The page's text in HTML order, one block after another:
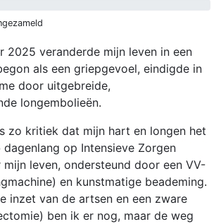
2025 veranderde mijn leven in een
als een griepgevoel, eindigde in
door uitgebreide,
longembolieën.
zo kritiek dat mijn hart en longen het
dagenlang op Intensieve Zorgen
leven, ondersteund door een VV-
en kunstmatige beademing.
inzet van de artsen en een zware
ben ik er nog, maar de weg